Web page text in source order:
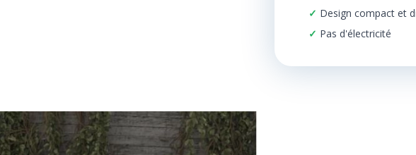
Design compact et
Pas d'électricité